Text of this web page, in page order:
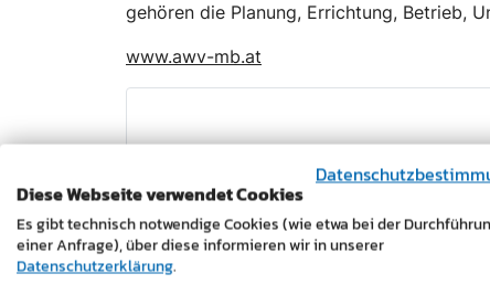
gehören die Planung, Errichtung, Betrieb,
www.awv-mb.at
Diese Webseite verwendet Cookies
Es gibt technisch notwendige Cookies (wie etwa bei der
einer Anfrage), über diese informieren wir in unserer
Datenschutzerklärung.